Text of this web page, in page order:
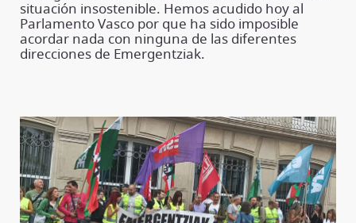
situación insostenible. Hemos acudido hoy al
Parlamento Vasco por que ha sido imposible
acordar nada con ninguna de las diferentes
direcciones de Emergentziak.